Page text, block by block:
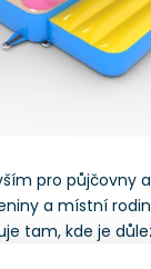
pro půjčovny
a místní
tam, kde je
a opakovatelný